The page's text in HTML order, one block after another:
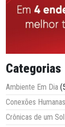
Categorias
Ambiente Em Dia
Conexões Humanas
Crônicas de um